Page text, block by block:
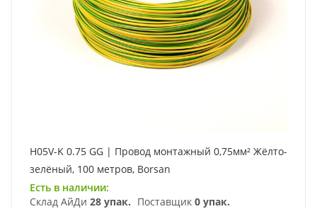
H05V-K 0.75 GG | Провод монтажный 0,75мм² Жёлто-
зелёный, 100 метров, Borsan
Есть в наличии:
Склад АйДи 28 упак. Поставщик 0 упак.